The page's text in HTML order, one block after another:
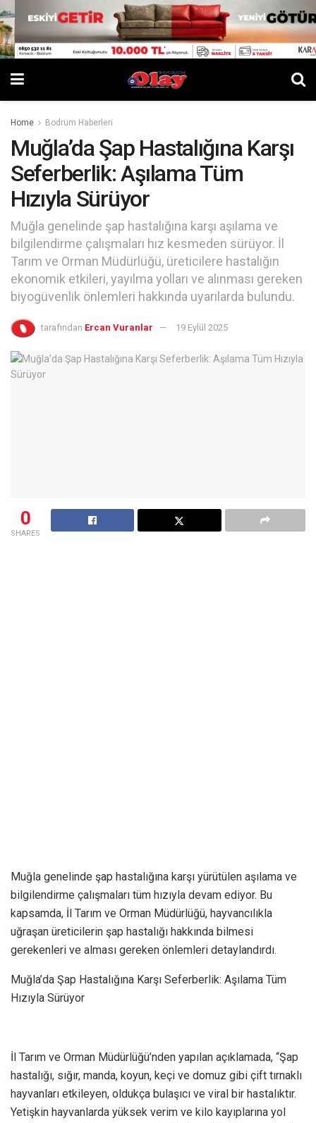
Home Bodrum Haberleri
Muğla’da Şap Hastalığına Karşı
Seferberlik: Aşılama Tüm
Hızıyla Sürüyor
Muğla genelinde şap hastalığına karşı aşılama ve
bilgilendirme çalışmaları hız kesmeden sürüyor. İl
Tarım ve Orman Müdürlüğü, üreticilere hastalığın
ekonomik etkileri, yayılma yolları ve alınması gereken
biyogüvenlik önlemleri hakkında uyarılarda bulundu.
tarafından Ercan Vuranlar 19 Eylül 2025
0
SHARES
Muğla genelinde şap hastalığına karşı yürütülen aşılama ve
bilgilendirme çalışmaları tüm hızıyla devam ediyor. Bu
kapsamda, İl Tarım ve Orman Müdürlüğü, hayvancılıkla
uğraşan üreticilerin şap hastalığı hakkında bilmesi
gerekenleri ve alması gereken önlemleri detaylandırdı.
Muğla’da Şap Hastalığına Karşı Seferberlik: Aşılama Tüm
Hızıyla Sürüyor
İl Tarım ve Orman Müdürlüğü’nden yapılan açıklamada, “Şap
hastalığı, sığır, manda, koyun, keçi ve domuz gibi çift tırnaklı
hayvanları etkileyen, oldukça bulaşıcı ve viral bir hastalıktır.
Yetişkin hayvanlarda yüksek verim ve kilo kayıplarına yol